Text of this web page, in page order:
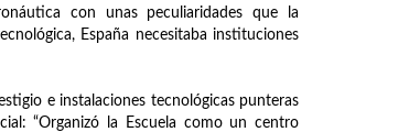
con unas peculiaridades que la
España necesitaba instituciones
e instalaciones tecnológicas punteras
“Organizó la Escuela como un centro